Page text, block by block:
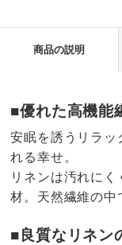
商品の説明
■優れた高機能
安眠を誘うリラッ
れる幸せ。
リネンは汚れに
材。天然繊維の中
■良質なリネン